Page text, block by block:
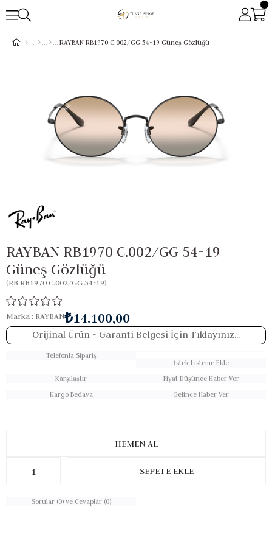
RAYBAN RB1970 C.002/GG 54-19 Güneş Gözlüğü
RAYBAN RB1970 C.002/GG 54-19
Güneş Gözlüğü
(RB RB1970 C.002/GG 54-19)
Marka : RAYBAN₺14.100,00
Orijinal Ürün - Garanti Belgesi İçin Tıklayınız...
Telefonla Sipariş
İstek Listeme Ekle
Karşılaştır
Fiyat Düşünce Haber Ver
Kargo Bedava
Gelince Haber Ver
Sorular (0) ve Cevaplar (0)